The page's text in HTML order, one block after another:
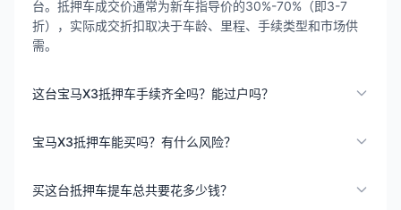
台。抵押车成交价通常为新车指导价的30%-70%（即3-7
折），实际成交折扣取决于车龄、里程、手续类型和市场供
需。
这台宝马X3抵押车手续齐全吗？能过户吗？
宝马X3抵押车能买吗？有什么风险？
买这台抵押车提车总共要花多少钱？